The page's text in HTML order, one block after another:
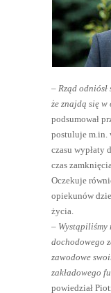
– Rząd
że znajdą się w
podsumował
postuluje m.in.
czasu wypłaty
czas
Oczekuje
opiekunów
życia.
– Wystąpiliśmy
dochodowego
zawodowe
zakładowego
powiedział